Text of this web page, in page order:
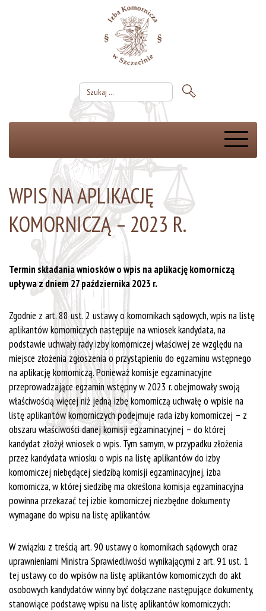
WPIS NA APLIKACJĘ
KOMORNICZĄ – 2023 R.
Termin składania wniosków o wpis na aplikację komorniczą
upływa z dniem 27 października 2023 r.
Zgodnie z art. 88 ust. 2 ustawy o komornikach sądowych, wpis na listę
aplikantów komorniczych następuje na wniosek kandydata, na
podstawie uchwały rady izby komorniczej właściwej ze względu na
miejsce złożenia zgłoszenia o przystąpieniu do egzaminu wstępnego
na aplikację komorniczą. Ponieważ komisje egzaminacyjne
przeprowadzające egzamin wstępny w 2023 r. obejmowały swoją
właściwością więcej niż jedną izbę komorniczą uchwałę o wpisie na
listę aplikantów komorniczych podejmuje rada izby komorniczej – z
obszaru właściwości danej komisji egzaminacyjnej – do której
kandydat złożył wniosek o wpis. Tym samym, w przypadku złożenia
przez kandydata wniosku o wpis na listę aplikantów do izby
komorniczej niebędącej siedzibą komisji egzaminacyjnej, izba
komornicza, w której siedzibę ma określona komisja egzaminacyjna
powinna przekazać tej izbie komorniczej niezbędne dokumenty
wymagane do wpisu na listę aplikantów.
W związku z treścią art. 90 ustawy o komornikach sądowych oraz
uprawnieniami Ministra Sprawiedliwości wynikającymi z art. 91 ust. 1
tej ustawy co do wpisów na listę aplikantów komorniczych do akt
osobowych kandydatów winny być dołączane następujące dokumenty,
stanowiące podstawę wpisu na listę aplikantów komorniczych: